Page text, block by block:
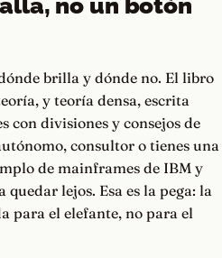
no un botón
brilla y dónde no. El libro
y teoría densa, escrita
con divisiones y consejos de
consultor o tienes una
de mainframes de IBM y
quedar lejos. Esa es la pega: la
para el elefante, no para el